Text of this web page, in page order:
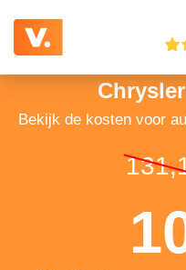
Bekijk de kosten voor